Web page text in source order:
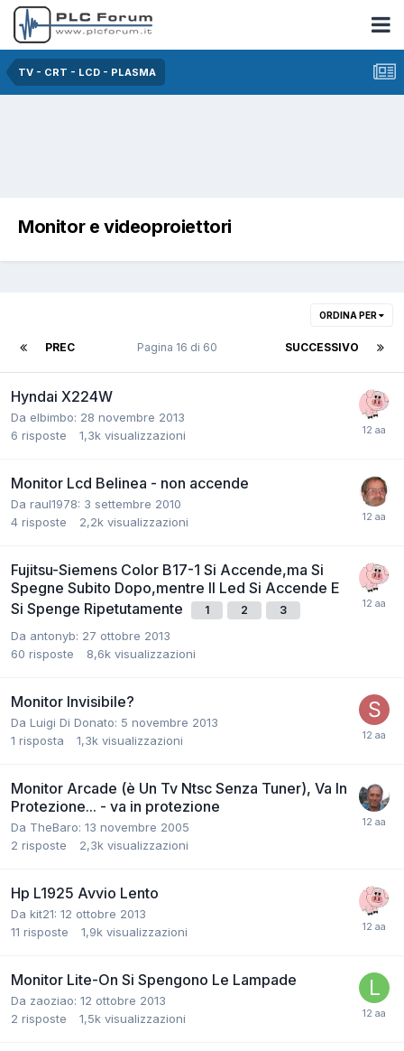
TV - CRT - LCD - PLASMA
Monitor e videoproiettori
ORDINA PER
PREC SUCCESSIVO
Pagina 16 di 60
Hyndai X224W
Da elbimbo: 28 novembre 2013
6 risposte 1,3k visualizzazioni
Monitor Lcd Belinea - non accende
Da raul1978: 3 settembre 2010
4 risposte 2,2k visualizzazioni
Fujitsu-Siemens Color B17-1 Si Accende,ma Si
Spegne Subito Dopo,mentre Il Led Si Accende E
Si Spenge Ripetutamente
1 2 3
Da antonyb: 27 ottobre 2013
60 risposte 8,6k visualizzazioni
Monitor Invisibile?
Da Luigi Di Donato: 5 novembre 2013
1 risposta 1,3k visualizzazioni
Monitor Arcade (è Un Tv Ntsc Senza Tuner), Va In
Protezione... - va in protezione
Da TheBaro: 13 novembre 2005
2 risposte 2,3k visualizzazioni
Hp L1925 Avvio Lento
Da kit21: 12 ottobre 2013
11 risposte 1,9k visualizzazioni
Monitor Lite-On Si Spengono Le Lampade
Da zaoziao: 12 ottobre 2013
2 risposte 1,5k visualizzazioni